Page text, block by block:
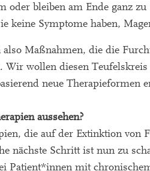
oder bleiben am Ende ganz
keine Symptome haben,
Maßnahmen, die die
wollen diesen
neue Therapieformen
aussehen?
die auf der Extinktion von
nächste Schritt ist nun zu
Patient*innen mit